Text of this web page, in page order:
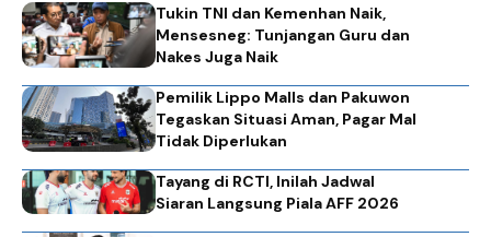
Tukin TNI dan Kemenhan Naik,
Mensesneg: Tunjangan Guru dan
Nakes Juga Naik
Pemilik Lippo Malls dan Pakuwon
Tegaskan Situasi Aman, Pagar Mal
Tidak Diperlukan
Tayang di RCTI, Inilah Jadwal
Siaran Langsung Piala AFF 2026